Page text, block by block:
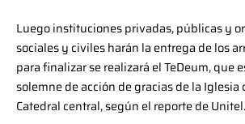
Luego instituciones privadas, públicas y
sociales y civiles harán la entrega de los
para finalizar se realizará el TeDeum, que
solemne de acción de gracias de la Iglesia
Catedral central, según el reporte de Unitel.